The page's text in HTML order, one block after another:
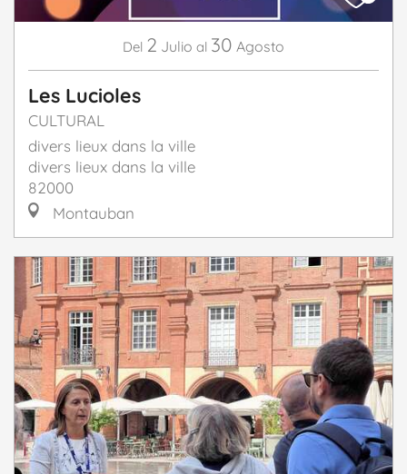
Del 2 Julio al 30 Agosto
Les Lucioles
CULTURAL
divers lieux dans la ville
divers lieux dans la ville
82000
Montauban